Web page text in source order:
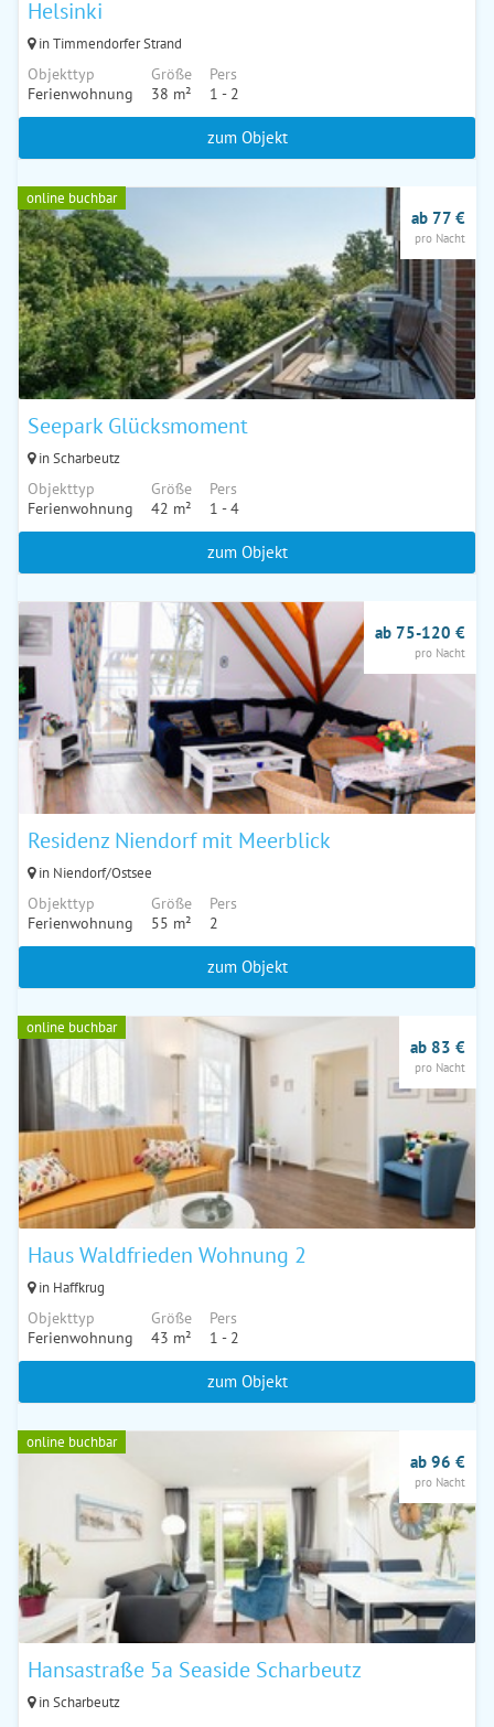
Helsinki
in Timmendorfer Strand
Objekttyp
Ferienwohnung
Größe
38 m²
Pers
1 - 2
zum Objekt
online buchbar
Seepark Glücksmoment
in Scharbeutz
Objekttyp
Ferienwohnung
Größe
42 m²
Pers
1 - 4
ab 77 €
pro Nacht
zum Objekt
Residenz Niendorf mit Meerblick
in Niendorf/Ostsee
Objekttyp
Ferienwohnung
Größe
55 m²
Pers
2
ab 75-120 €
pro Nacht
zum Objekt
online buchbar
Haus Waldfrieden Wohnung 2
in Haffkrug
Objekttyp
Ferienwohnung
Größe
43 m²
Pers
1 - 2
ab 83 €
pro Nacht
zum Objekt
online buchbar
Hansastraße 5a Seaside Scharbeutz
in Scharbeutz
ab 96 €
pro Nacht